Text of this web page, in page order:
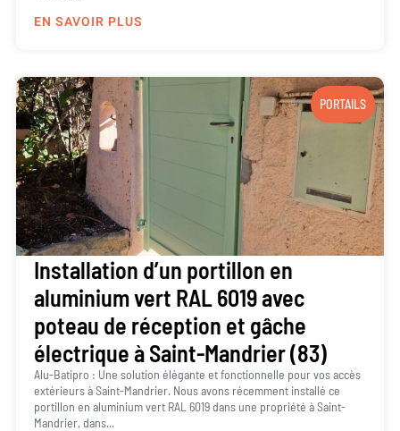
EN SAVOIR PLUS
PORTAILS
Installation d’un portillon en
aluminium vert RAL 6019 avec
poteau de réception et gâche
électrique à Saint-Mandrier (83)
Alu-Batipro : Une solution élégante et fonctionnelle pour vos accès
extérieurs à Saint-Mandrier. Nous avons récemment installé ce
portillon en aluminium vert RAL 6019 dans une propriété à Saint-
Mandrier, dans...